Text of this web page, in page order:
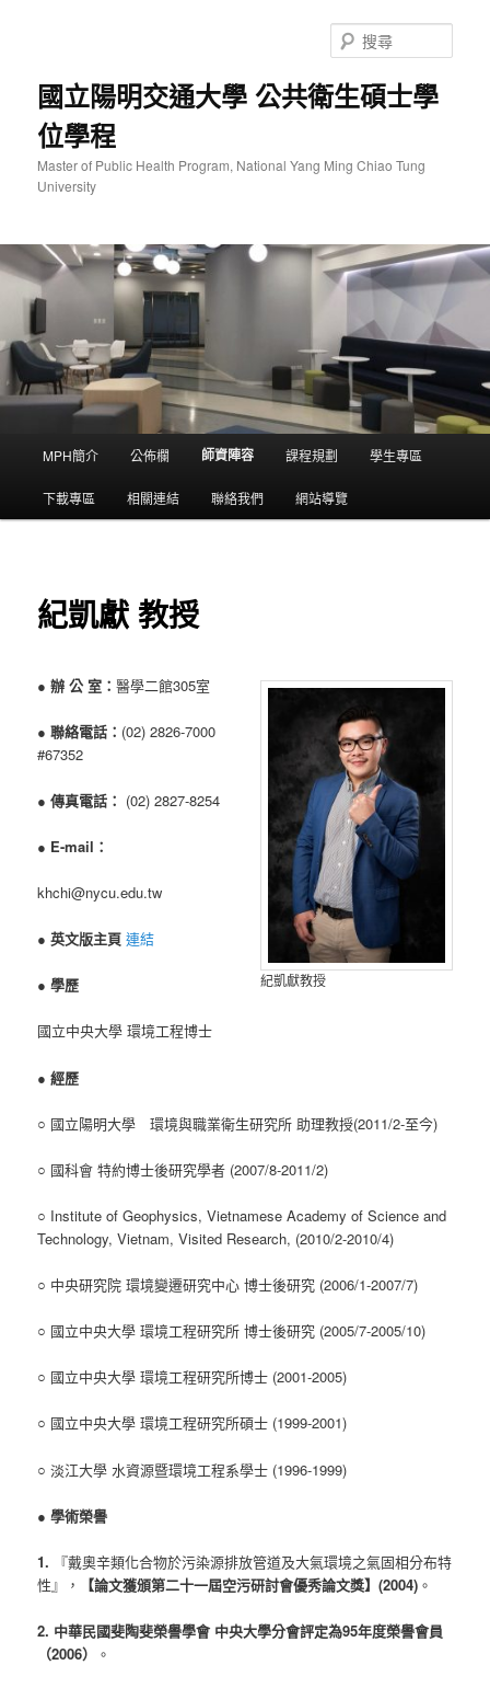
國立陽明交通大學 公共衛生碩士學
位學程
Master of Public Health Program, National Yang Ming Chiao Tung
University
尋
MPH簡介 公佈欄 師資陣容 課程規劃 學生專區
下載專區 相關連結 聯絡我們 網站導覽
紀凱獻 教授
紀凱獻教授
●辦 公 室：醫學二館305室
●聯絡電話： (02) 2826-7000
#67352
●傳真電話： (02) 2827-8254
● E-mail：
khchi@nycu.edu.tw
●英文版主頁 連結
●學歷
國立中央大學 環境工程博士
●經歷
○ 國立陽明大學 環境與職業衛生研究所 助理教授(2011/2-至今)
○ 國科會 特約博士後研究學者 (2007/8-2011/2)
○ Institute of Geophysics, Vietnamese Academy of Science and
Technology, Vietnam, Visited Research, (2010/2-2010/4)
○ 中央研究院 環境變遷研究中心 博士後研究 (2006/1-2007/7)
○ 國立中央大學 環境工程研究所 博士後研究 (2005/7-2005/10)
○ 國立中央大學 環境工程研究所博士 (2001-2005)
○ 國立中央大學 環境工程研究所碩士 (1999-2001)
○ 淡江大學 水資源暨環境工程系學士 (1996-1999)
●學術榮譽
1. 『戴奧辛類化合物於污染源排放管道及大氣環境之氣固相分布特
性』，
【論文獲頒第二十一屆空污研討會優秀論文獎】(2004) 。
2. 中華民國斐陶斐榮譽學會 中央大學分會評定為95年度榮譽會員
（2006）
。